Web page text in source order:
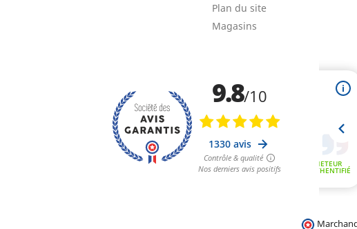
Plan du site
Magasins